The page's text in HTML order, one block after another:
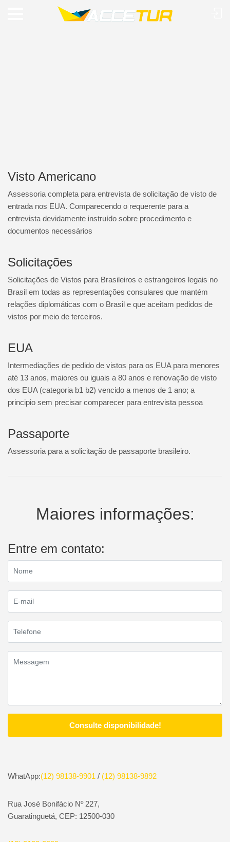
Visto Americano
Assessoria completa para entrevista de solicitação de visto de
entrada nos EUA. Comparecendo o requerente para a
entrevista devidamente instruído sobre procedimento e
documentos necessários
Solicitações
Solicitações de Vistos para Brasileiros e estrangeiros legais no
Brasil em todas as representações consulares que mantém
relações diplomáticas com o Brasil e que aceitam pedidos de
vistos por meio de terceiros.
EUA
Intermediações de pedido de vistos para os EUA para menores
até 13 anos, maiores ou iguais a 80 anos e renovação de visto
dos EUA (categoria b1 b2) vencido a menos de 1 ano; a
principio sem precisar comparecer para entrevista pessoa
Passaporte
Assessoria para a solicitação de passaporte brasileiro.
Maiores informações:
Entre em contato:
WhatApp:(12) 98138-9901 / (12) 98138-9892
Rua José Bonifácio Nº 227,
Guaratinguetá, CEP: 12500-030